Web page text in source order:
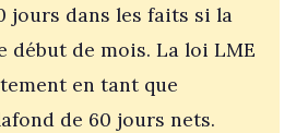
jours dans les faits si la
début de mois. La loi LME
en tant que
de 60 jours nets.